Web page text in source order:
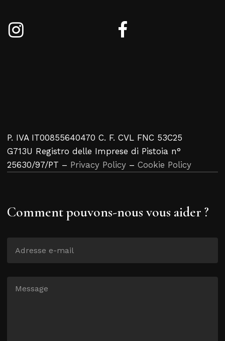
P. IVA IT00855640470 C. F. CVL FNC 53C25
G713U Registro delle Imprese di Pistoia n°
25630/97/PT – Privacy Policy – Cookie Policy
Comment pouvons-nous vous aider ?